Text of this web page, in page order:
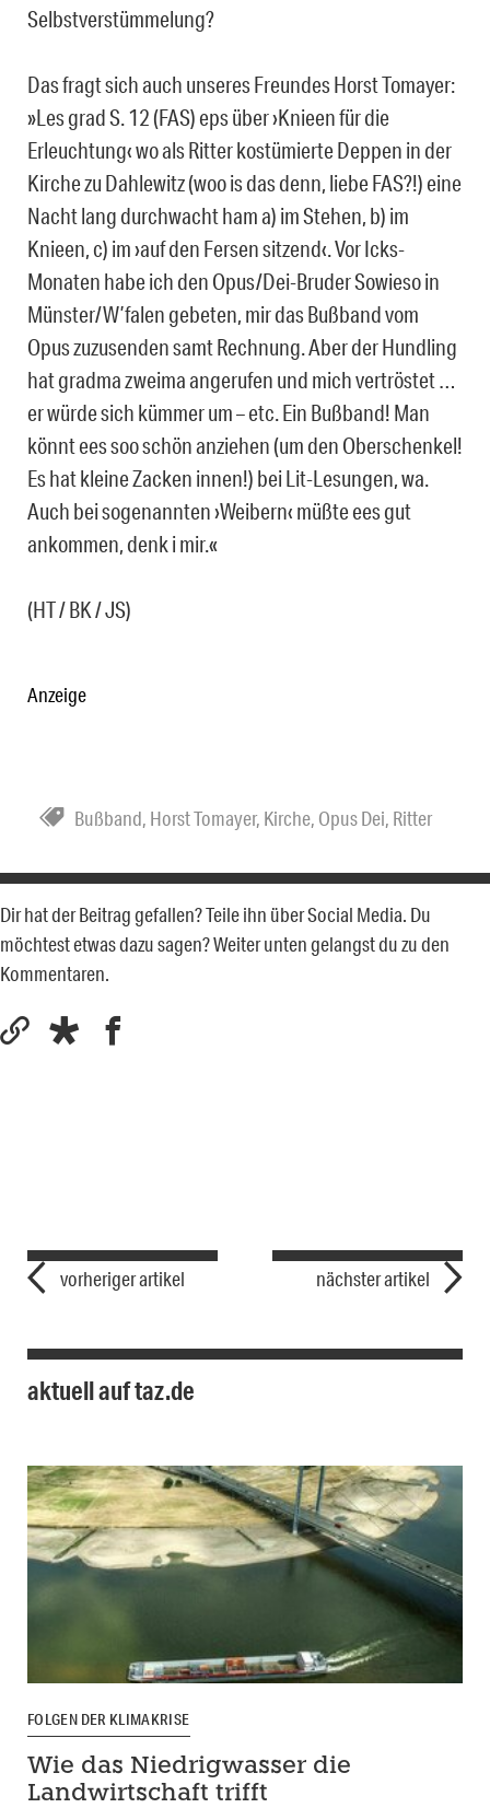
Selbstverstümmelung?
Das fragt sich auch unseres Freundes Horst Tomayer:
»Les grad S. 12 (FAS) eps über ›Knieen für die
Erleuchtung‹ wo als Ritter kostümierte Deppen in der
Kirche zu Dahlewitz (woo is das denn, liebe FAS?!) eine
Nacht lang durchwacht ham a) im Stehen, b) im
Knieen, c) im ›auf den Fersen sitzend‹. Vor Icks-
Monaten habe ich den Opus/Dei-Bruder Sowieso in
Münster/W’falen gebeten, mir das Bußband vom
Opus zuzusenden samt Rechnung. Aber der Hundling
hat gradma zweima angerufen und mich vertröstet …
er würde sich kümmer um – etc. Ein Bußband! Man
könnt ees soo schön anziehen (um den Oberschenkel!
Es hat kleine Zacken innen!) bei Lit-Lesungen, wa.
Auch bei sogenannten ›Weibern‹ müßte ees gut
ankommen, denk i mir.«
(HT / BK / JS)
Anzeige
Bußband, Horst Tomayer, Kirche, Opus Dei, Ritter
Dir hat der Beitrag gefallen? Teile ihn über Social Media. Du
möchtest etwas dazu sagen? Weiter unten gelangst du zu den
Kommentaren.
vorheriger artikel nächster artikel
aktuell auf taz.de
FOLGEN DER KLIMAKRISE
Wie das Niedrigwasser die
Landwirtschaft trifft